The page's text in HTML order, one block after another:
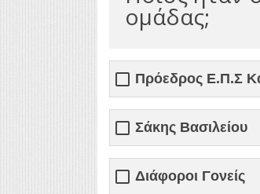
ομάδας;
Πρόεδρος Ε.Π.Σ
Σάκης Βασιλείου
Διάφοροι Γονείς